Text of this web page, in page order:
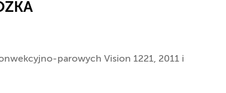
parowych Vision 1221, 2011 i